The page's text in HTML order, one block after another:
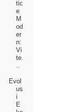
tic
e
M
od
er
n:
Vi
te.
..
Evol
us
i
E